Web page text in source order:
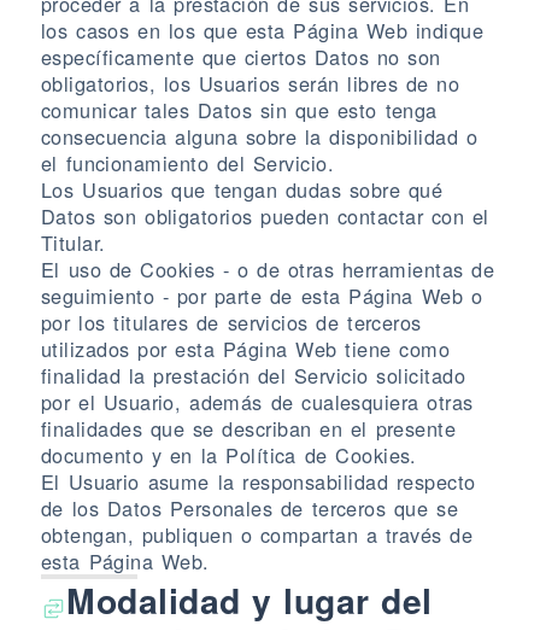
los casos en los que esta Página Web indique
específicamente que ciertos Datos no son
obligatorios, los Usuarios serán libres de no
comunicar tales Datos sin que esto tenga
consecuencia alguna sobre la disponibilidad o
el funcionamiento del Servicio.
Los Usuarios que tengan dudas sobre qué
Datos son obligatorios pueden contactar con el
Titular.
El uso de Cookies - o de otras herramientas de
seguimiento - por parte de esta Página Web o
por los titulares de servicios de terceros
utilizados por esta Página Web tiene como
finalidad la prestación del Servicio solicitado
por el Usuario, además de cualesquiera otras
finalidades que se describan en el presente
documento y en la Política de Cookies.
El Usuario asume la responsabilidad respecto
de los Datos Personales de terceros que se
obtengan, publiquen o compartan a través de
esta Página Web.
Modalidad y lugar del